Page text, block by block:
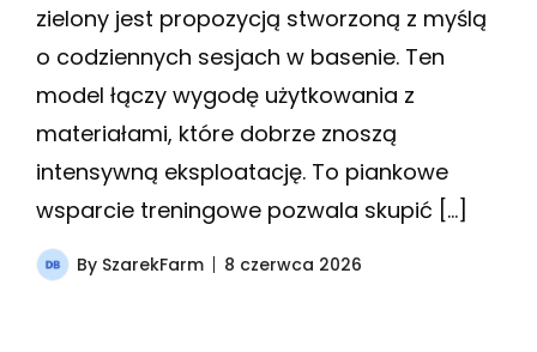
zielony jest propozycją stworzoną z myślą
o codziennych sesjach w basenie. Ten
model łączy wygodę użytkowania z
materiałami, które dobrze znoszą
intensywną eksploatację. To piankowe
wsparcie treningowe pozwala skupić […]
By SzarekFarm 8 czerwca 2026